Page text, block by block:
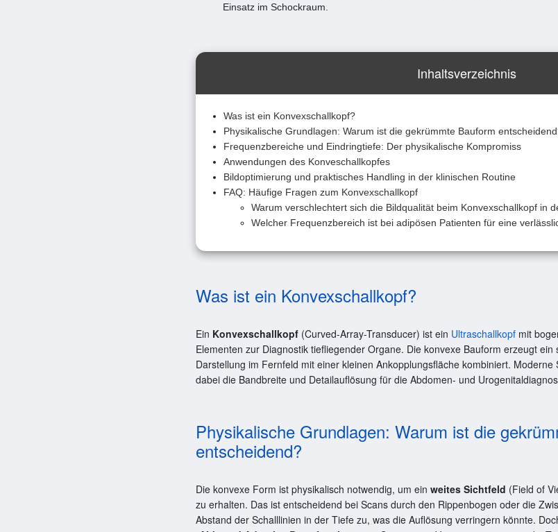
Einsatz im Schockraum.
Inhaltsverzeichnis
Was ist ein Konvexschallkopf?
Physikalische Grundlagen: Warum ist die gekrümmte Bauform
Frequenzbereiche und Eindringtiefe: Der physikalische Kompromiss
Anwendungen des Konveschallkopfes
Bildoptimierung und praktisches Handling in der klinischen Routine
FAQ: Häufige Fragen zum Konvexschallkopf
Warum verschlechtert sich die Bildqualität beim Konvexschallkopf in
Welcher Frequenzbereich ist bei adipösen Patienten für eine
Was ist ein Konvexschallkopf?
Ein Konvexschallkopf (Curved-Array-Transducer) ist ein Ultraschallkopf mit
Elementen zur Diagnostik tiefliegender Organe. Die konvexe Bauform erzeugt
Darstellung im Fernfeld mit einer kleinen Ankopplungsfläche kombiniert.
dabei die Bandbreite und Detailauflösung für die Abdomen- und
Physikalische Grundlagen: Warum ist die
entscheidend?
Die konvexe Form ist physikalisch notwendig, um ein weites Sichtfeld (Field of
zu erhalten. Das ist entscheidend bei Scans durch den Rippenbogen oder die
Abstand der Schalllinien in der Tiefe zu, was die Auflösung verringern könnte.